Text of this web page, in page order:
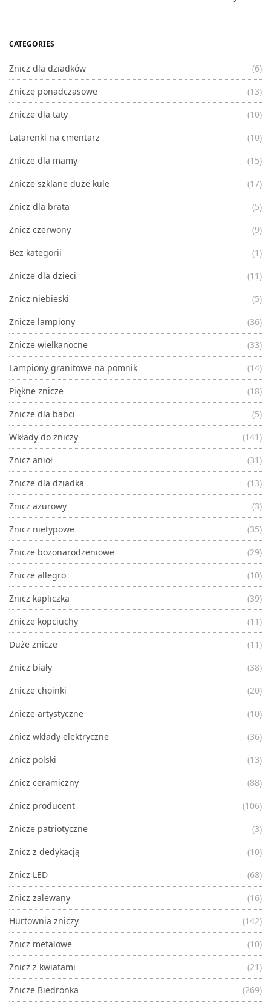
CATEGORIES
Znicz dla dziadków
(6)
Znicze ponadczasowe
(13)
Znicze dla taty
(10)
Latarenki na cmentarz
(10)
Znicze dla mamy
(15)
Znicze szklane duże kule
(17)
Znicz dla brata
(5)
Znicz czerwony
(9)
Bez kategorii
(1)
Znicze dla dzieci
(11)
Znicz niebieski
(5)
Znicze lampiony
(36)
Znicze wielkanocne
(33)
Lampiony granitowe na pomnik
(14)
Piękne znicze
(18)
Znicze dla babci
(5)
Wkłady do zniczy
(141)
Znicz anioł
(31)
Znicze dla dziadka
(13)
Znicz ażurowy
(3)
Znicz nietypowe
(35)
Znicze bożonarodzeniowe
(29)
Znicze allegro
(10)
Znicz kapliczka
(39)
Znicze kopciuchy
(11)
Duże znicze
(11)
Znicz biały
(38)
Znicze choinki
(20)
Znicze artystyczne
(10)
Znicz wkłady elektryczne
(36)
Znicz polski
(13)
Znicz ceramiczny
(88)
Znicz producent
(106)
Znicze patriotyczne
(3)
Znicz z dedykacją
(10)
Znicz LED
(68)
Znicz zalewany
(16)
Hurtownia zniczy
(142)
Znicz metalowe
(10)
Znicz z kwiatami
(21)
Znicze Biedronka
(269)